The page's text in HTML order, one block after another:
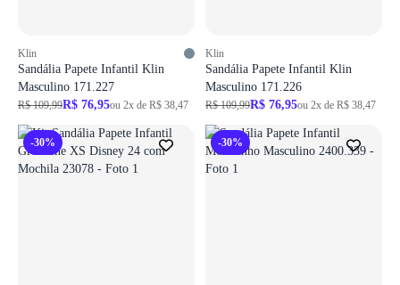
Klin
Sandália Papete Infantil Klin
Masculino 171.227
R$ 109,99R$ 76,95ou 2x de R$ 38,47
Klin
Sandália Papete Infantil Klin
Masculino 171.226
R$ 109,99R$ 76,95ou 2x de R$ 38,47
-30% -30%